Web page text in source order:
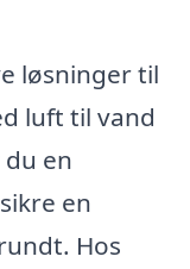
løsninger til
luft til vand
en
en
Hos